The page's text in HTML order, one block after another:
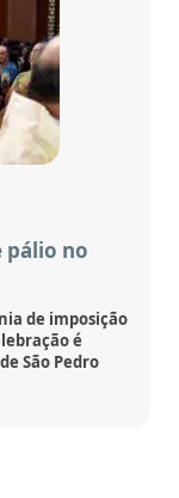
pálio no
de imposição
é
São Pedro